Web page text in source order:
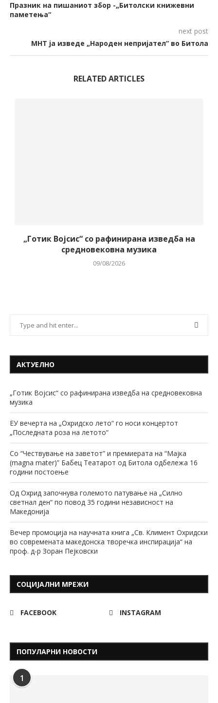
Празник на пишаниот збор -„Битолски книжевни
паметења“
next post
МНТ ја изведе „Народен непријател“ во Битола
RELATED ARTICLES
„Готик Војсис“ со рафинирана изведба на
средновековна музика
09/08/2026
АКТУЕЛНО
„Готик Војсис“ со рафинирана изведба на средновековна
музика
ЕУ вечерта на „Охридско лето“ го носи концертот
„Последната роза на летото“
Со “Чествување на заветот” и премиерата на “Мајка
(magna mater)” Бабец Театарот од Битола одбележа 16
години постоење
Од Охрид започнува големото патување на „Силно
светнал ден“ по повод 35 години независност на
Македонија
Вечер промоција на научната книга „Св. Климент Охридски
во современата македонска творечка инспирација“ на
проф. д-р Зоран Пејковски
СОЦИЈАЛНИ МРЕЖИ
FACEBOOK INSTAGRAM
ПОПУЛАРНИ НОВОСТИ
1